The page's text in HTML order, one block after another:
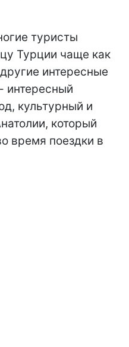
туристы
Турции чаще как
интересные
интересный
культурный и
который
время поездки в